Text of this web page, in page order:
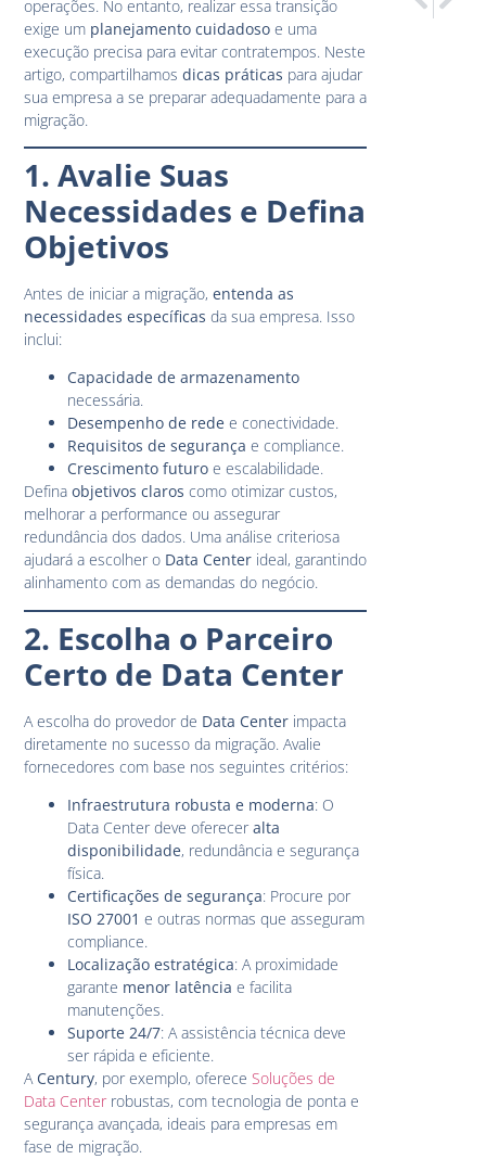
operações. No entanto, realizar essa transição
exige um planejamento cuidadoso e uma
execução precisa para evitar contratempos. Neste
artigo, compartilhamosdicas práticas para ajudar
sua empresa a se preparar adequadamente para a
migração.
1. Avalie Suas
Necessidades e Defina
Objetivos
Antes de iniciar a migração,entenda as
necessidades específicas da sua empresa. Isso
inclui:
Capacidade de armazenamento
necessária.
Desempenho de rede e conectividade.
Requisitos de segurança e compliance.
Crescimento futuro e escalabilidade.
Definaobjetivos claros como otimizar custos,
melhorar a performance ou assegurar
redundância dos dados. Uma análise criteriosa
ajudará a escolher o Data Center ideal, garantindo
alinhamento com as demandas do negócio.
2. Escolha o Parceiro
Certo de Data Center
A escolha do provedor de Data Center impacta
diretamente no sucesso da migração. Avalie
fornecedores com base nos seguintes critérios:
Infraestrutura robusta e moderna: O
Data Center deve ofereceralta
disponibilidade, redundância e segurança
física.
Certificações de segurança: Procure por
ISO 27001 e outras normas que asseguram
compliance.
Localização estratégica: A proximidade
garante menor latência e facilita
manutenções.
Suporte 24/7: A assistência técnica deve
ser rápida e eficiente.
A Century, por exemplo, ofereceSoluções de
Data Centerrobustas, com tecnologia de ponta e
segurança avançada, ideais para empresas em
fase de migração.
Cloud